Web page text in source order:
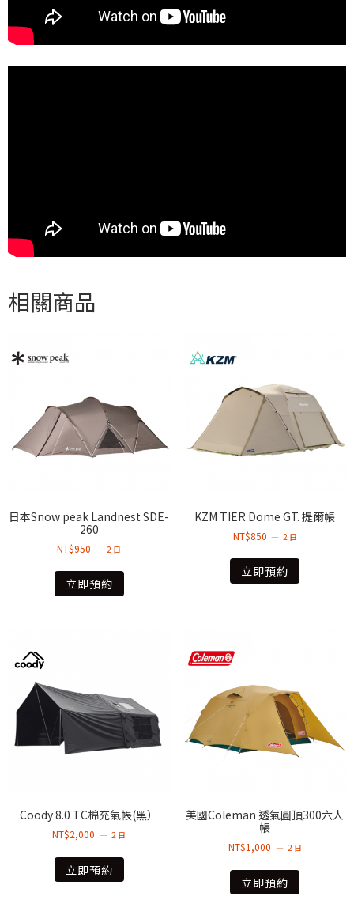
相關商品
日本Snow peak Landnest SDE-
260
NT$950 2 日
立即預約
KZM TIER Dome GT. 提爾帳
NT$850 2 日
立即預約
Coody 8.0 TC棉充氣帳(黑）
NT$2,000 2 日
立即預約
美國Coleman 透氣圓頂300六人
帳
NT$1,000 2 日
立即預約